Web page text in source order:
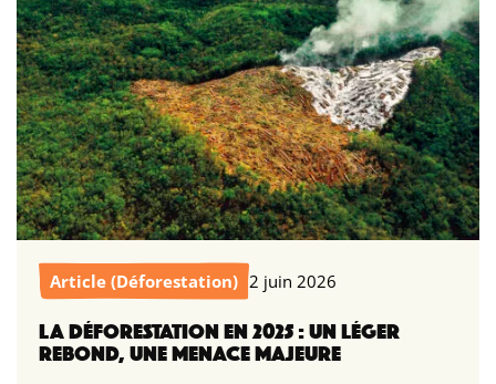
Article (Déforestation) 2 juin 2026
LA DÉFORESTATION EN 2025 : UN LÉGER
REBOND, UNE MENACE MAJEURE